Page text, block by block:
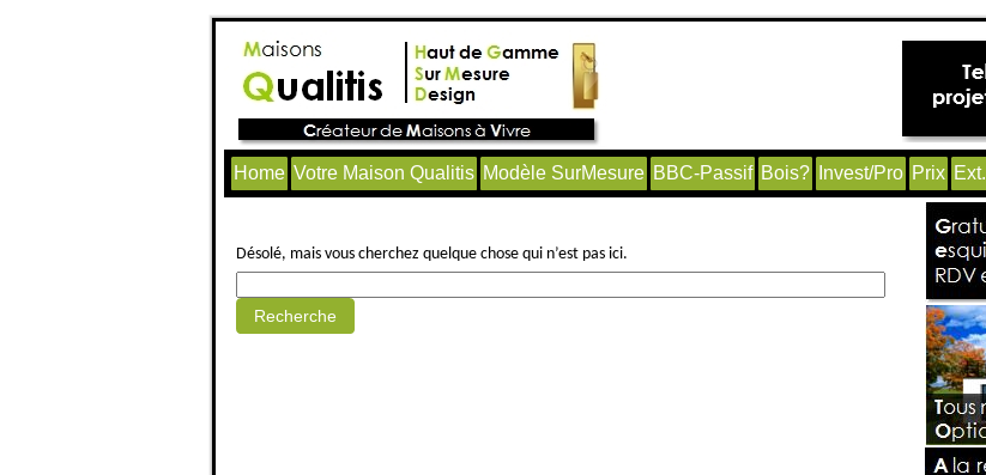
Home Votre Maison Qualitis Modèle SurMesure BBC-Passif Bois? Invest/Pro Prix Ext.
Désolé, mais vous cherchez quelque chose qui n’est pas ici.